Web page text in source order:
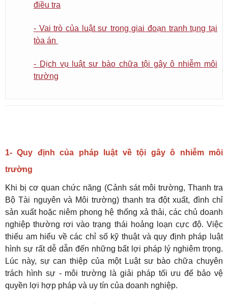
điều tra
- Vai trò của luật sư trong giai đoạn tranh tụng tại
tòa án
- Dịch vụ luật sư bào chữa tội gây ô nhiễm môi
trường
1- Quy định của pháp luật về tội gây ô nhiễm môi
trường
Khi bị cơ quan chức năng (Cảnh sát môi trường, Thanh tra
Bộ Tài nguyên và Môi trường) thanh tra đột xuất, đình chỉ
sản xuất hoặc niêm phong hệ thống xả thải, các chủ doanh
nghiệp thường rơi vào trạng thái hoảng loạn cực độ. Việc
thiếu am hiểu về các chỉ số kỹ thuật và quy định pháp luật
hình sự rất dễ dẫn đến những bất lợi pháp lý nghiêm trọng.
Lúc này, sự can thiệp của một Luật sư bào chữa chuyên
trách hình sự - môi trường là giải pháp tối ưu để bảo vệ
quyền lợi hợp pháp và uy tín của doanh nghiệp.